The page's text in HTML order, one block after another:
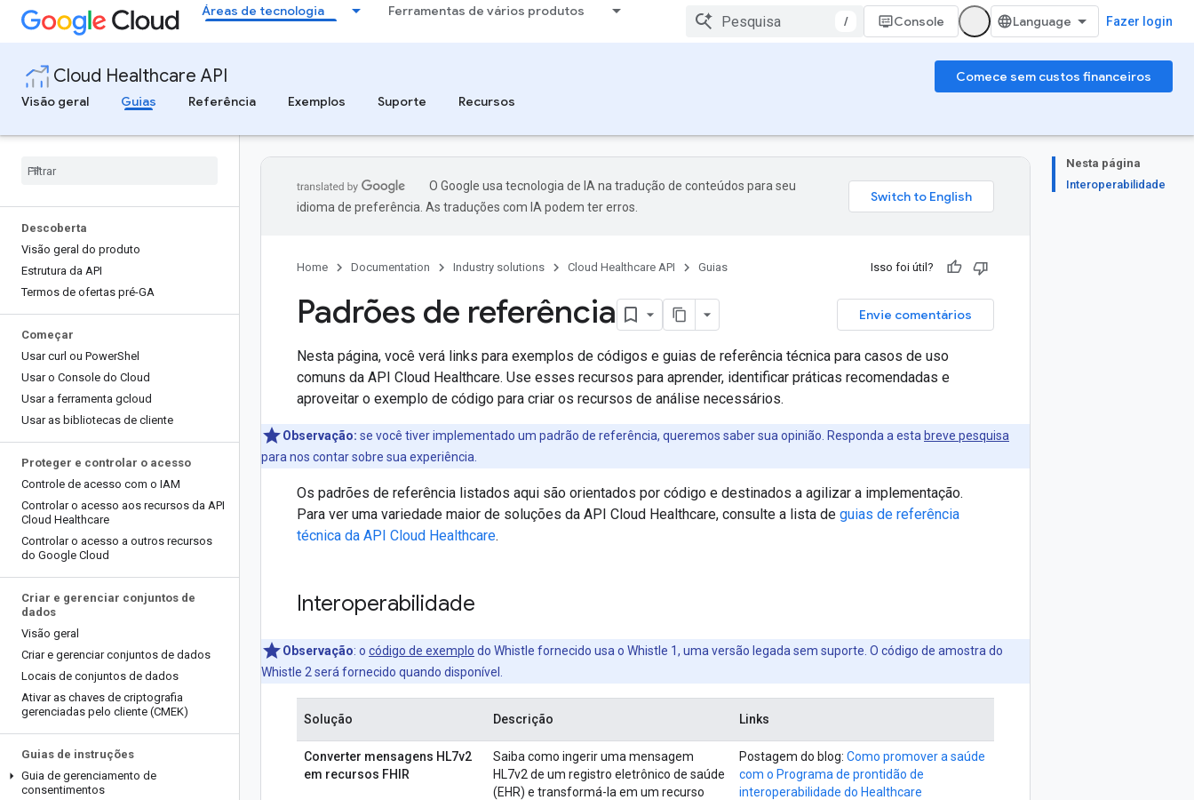
Áreas de tecnologia Ferramentas de vários produtos
/ Console Fazer login
Cloud Healthcare API
Comece sem custos financeiros
Visão geral
Guias Referência Exemplos Suporte Recursos
Descoberta
Visão geral do produto
Estrutura da API
Termos de ofertas pré-GA
Começar
Usar curl ou PowerShel
Usar o Console do Cloud
Usar a ferramenta gcloud
Usar as bibliotecas de cliente
Proteger e controlar o acesso
Controle de acesso com o IAM
Controlar o acesso aos recursos da API
Cloud Healthcare
Controlar o acesso a outros recursos
do Google Cloud
Criar e gerenciar conjuntos de
dados
Visão geral
Criar e gerenciar conjuntos de dados
Locais de conjuntos de dados
Ativar as chaves de criptografia
gerenciadas pelo cliente (CMEK)
Guias de instruções
Guia de gerenciamento de
consentimentos
Nesta página
Interoperabilidade
O Google usa tecnologia de IA na tradução de conteúdos para seu
idioma de preferência. As traduções com IA podem ter erros.
Home Documentation Industry solutions Cloud Healthcare API Guias Isso foi útil?
Envie comentários
Padrões de referência
Nesta página, você verá links para exemplos de códigos e guias de referência técnica para casos de uso
comuns da API Cloud Healthcare. Use esses recursos para aprender, identificar práticas recomendadas e
aproveitar o exemplo de código para criar os recursos de análise necessários.
Observação: se você tiver implementado um padrão de referência, queremos saber sua opinião. Responda a esta breve pesquisa
para nos contar sobre sua experiência.
Os padrões de referência listados aqui são orientados por código e destinados a agilizar a implementação.
Para ver uma variedade maior de soluções da API Cloud Healthcare, consulte a lista de guias de referência
técnica da API Cloud Healthcare.
Interoperabilidade
Observação: o código de exemplo do Whistle fornecido usa o Whistle 1, uma versão legada sem suporte. O código de amostra do
Whistle 2 será fornecido quando disponível.
Solução Descrição Links
Converter mensagens HL7v2
em recursos FHIR
Saiba como ingerir uma mensagem
HL7v2 de um registro eletrônico de saúde
(EHR) e transformá-la em um recurso
Postagem do blog: Como promover a saúde
com o Programa de prontidão de
interoperabilidade do Healthcare